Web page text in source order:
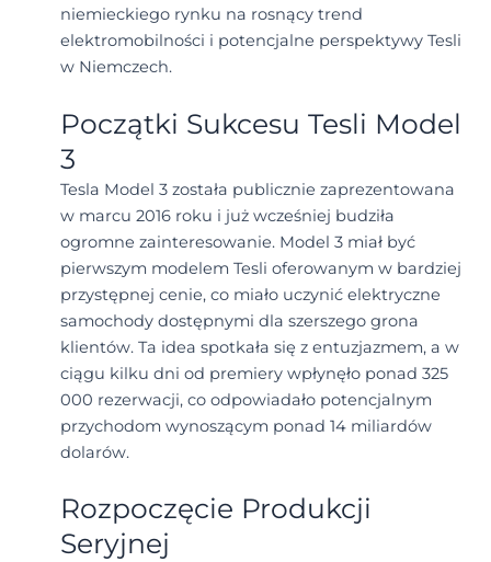
niemieckiego rynku na rosnący trend
elektromobilności i potencjalne perspektywy Tesli
w Niemczech.
Początki Sukcesu Tesli Model
3
Tesla Model 3 została publicznie zaprezentowana
w marcu 2016 roku i już wcześniej budziła
ogromne zainteresowanie. Model 3 miał być
pierwszym modelem Tesli oferowanym w bardziej
przystępnej cenie, co miało uczynić elektryczne
samochody dostępnymi dla szerszego grona
klientów. Ta idea spotkała się z entuzjazmem, a w
ciągu kilku dni od premiery wpłynęło ponad 325
000 rezerwacji, co odpowiadało potencjalnym
przychodom wynoszącym ponad 14 miliardów
dolarów.
Rozpoczęcie Produkcji
Seryjnej